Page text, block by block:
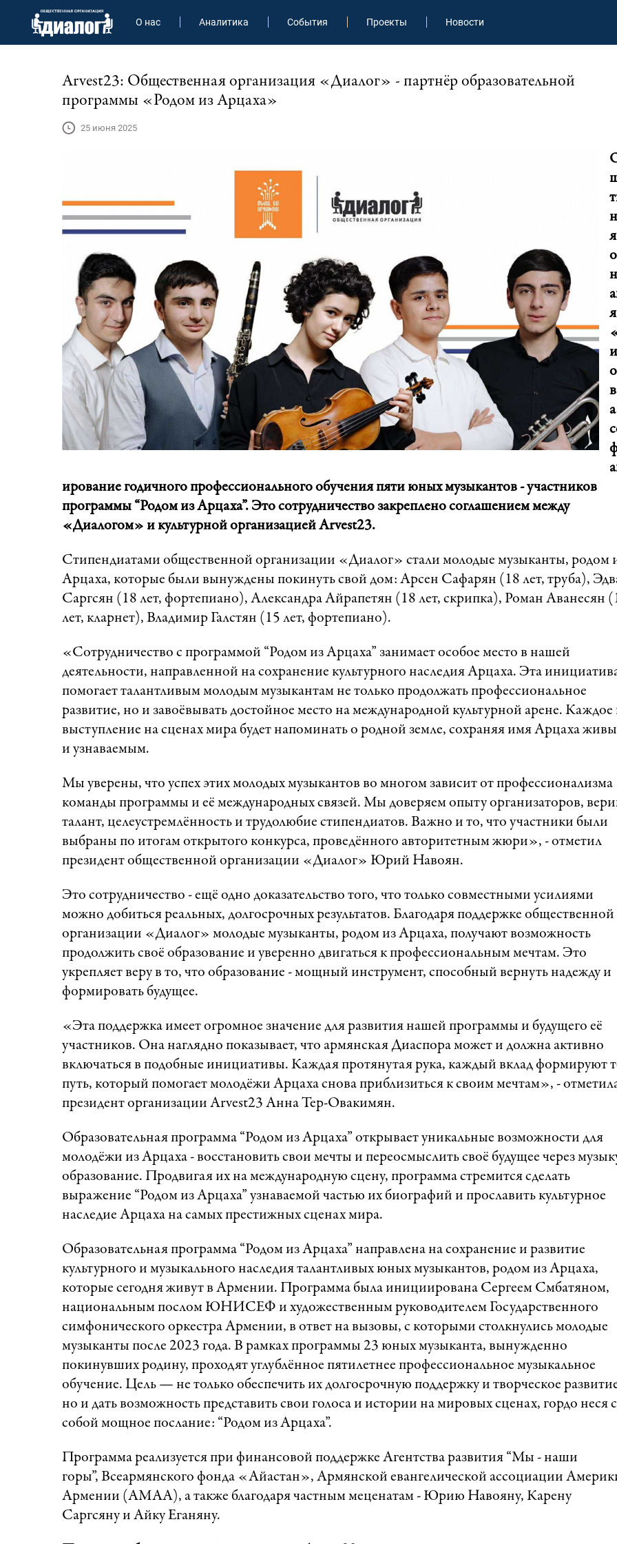
О нас Аналитика События Проекты Новости
Arvest23: Общественная организация «Диалог» - партнёр образовательной
программы «Родом из Арцаха»
25 июня 2025
я
я
ирование годичного профессионального обучения пяти юных музыкантов - участников
программы “Родом из Арцаха”. Это сотрудничество закреплено соглашением между
«Диалогом» и культурной организацией Arvest23.
Стипендиатами общественной организации «Диалог» стали молодые музыканты, родом
Арцаха, которые были вынуждены покинуть свой дом: Арсен Сафарян (18 лет, труба),
Саргсян (18 лет, фортепиано), Александра Айрапетян (18 лет, скрипка), Роман Аванесян
лет, кларнет), Владимир Галстян (15 лет, фортепиано).
«Сотрудничество с программой “Родом из Арцаха” занимает особое место в нашей
деятельности, направленной на сохранение культурного наследия Арцаха. Эта
помогает талантливым молодым музыкантам не только продолжать профессиональное
развитие, но и завоёвывать достойное место на международной культурной арене. Каждое
выступление на сценах мира будет напоминать о родной земле, сохраняя имя Арцаха
и узнаваемым.
Мы уверены, что успех этих молодых музыкантов во многом зависит от профессионализма
команды программы и её международных связей. Мы доверяем опыту организаторов,
талант, целеустремлённость и трудолюбие стипендиатов. Важно и то, что участники были
выбраны по итогам открытого конкурса, проведённого авторитетным жюри», - отметил
президент общественной организации «Диалог» Юрий Навоян.
Это сотрудничество - ещё одно доказательство того, что только совместными усилиями
можно добиться реальных, долгосрочных результатов. Благодаря поддержке общественной
организации «Диалог» молодые музыканты, родом из Арцаха, получают возможность
продолжить своё образование и уверенно двигаться к профессиональным мечтам. Это
укрепляет веру в то, что образование - мощный инструмент, способный вернуть надежду и
формировать будущее.
«Эта поддержка имеет огромное значение для развития нашей программы и будущего её
участников. Она наглядно показывает, что армянская Диаспора может и должна активно
включаться в подобные инициативы. Каждая протянутая рука, каждый вклад формируют
путь, который помогает молодёжи Арцаха снова приблизиться к своим мечтам», -
президент организации Arvest23 Анна Тер-Овакимян.
Образовательная программа “Родом из Арцаха” открывает уникальные возможности для
молодёжи из Арцаха - восстановить свои мечты и переосмыслить своё будущее через
образование. Продвигая их на международную сцену, программа стремится сделать
выражение “Родом из Арцаха” узнаваемой частью их биографий и прославить культурное
наследие Арцаха на самых престижных сценах мира.
Образовательная программа “Родом из Арцаха” направлена на сохранение и развитие
культурного и музыкального наследия талантливых юных музыкантов, родом из Арцаха,
которые сегодня живут в Армении. Программа была инициирована Сергеем Смбатяном,
национальным послом ЮНИСЕФ и художественным руководителем Государственного
симфонического оркестра Армении, в ответ на вызовы, с которыми столкнулись молодые
музыканты после 2023 года. В рамках программы 23 юных музыканта, вынужденно
покинувших родину, проходят углублённое пятилетнее профессиональное музыкальное
обучение. Цель — не только обеспечить их долгосрочную поддержку и творческое
но и дать возможность представить свои голоса и истории на мировых сценах, гордо неся с
собой мощное послание: “Родом из Арцаха”.
Программа реализуется при финансовой поддержке Агентства развития “Мы - наши
горы”, Всеармянского фонда «Айастан», Армянской евангелической ассоциации
Армении (AMAA), а также благодаря частным меценатам - Юрию Навояну, Карену
Саргсяну и Айку Еганяну.